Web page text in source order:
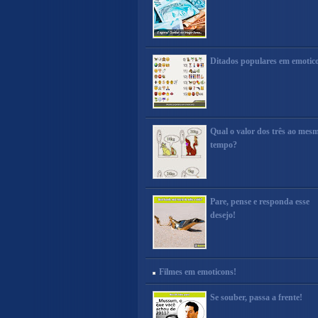
Ditados populares em
Qual o valor dos três ao
tempo?
Pare, pense e responda esse
desejo!
Filmes em emoticons!
Se souber, passa a frente!